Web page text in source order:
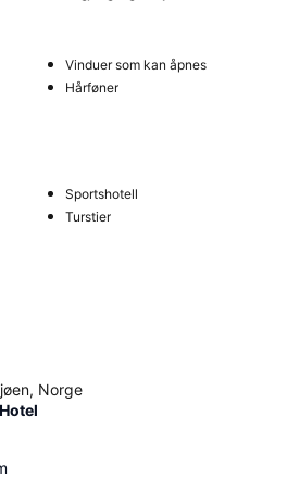
Vinduer som kan åpnes
Hårføner
Sportshotell
Turstier
Norge